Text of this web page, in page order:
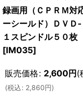
録画用（ＣＰＲＭ対
ーシールド）ＤＶＤ
１スピンドル５０枚
[IM035]
販売価格: 2,600円(
(税込: 2,860円)